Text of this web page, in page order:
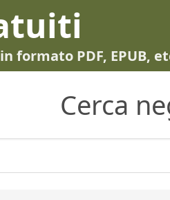
formato PDF, EPUB,
Cerca